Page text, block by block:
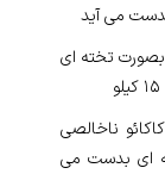
بدست می آید
بصورت تخته ای
ناخالصی
ای بدست می